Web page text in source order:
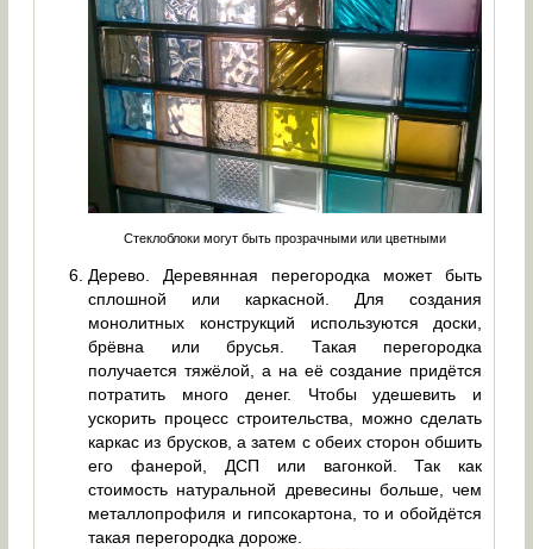
Стеклоблоки могут быть прозрачными или цветными
Дерево. Деревянная перегородка может быть
сплошной или каркасной. Для создания
монолитных конструкций используются доски,
брёвна или брусья. Такая перегородка
получается тяжёлой, а на её создание придётся
потратить много денег. Чтобы удешевить и
ускорить процесс строительства, можно сделать
каркас из брусков, а затем с обеих сторон обшить
его фанерой, ДСП или вагонкой. Так как
стоимость натуральной древесины больше, чем
металлопрофиля и гипсокартона, то и обойдётся
такая перегородка дороже.